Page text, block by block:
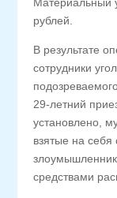
рублей.
В результате
сотрудники
29-летний
установлено,
взятые на себя
средствами